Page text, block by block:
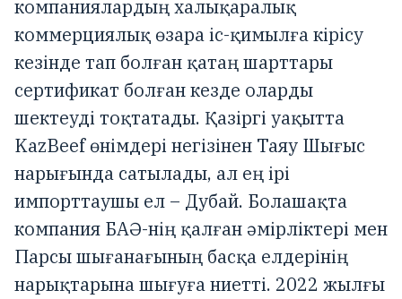
компаниялардың халықаралық
коммерциялық өзара іс-қимылға кірісу
кезінде тап болған қатаң шарттары
сертификат болған кезде оларды
шектеуді тоқтатады. Қазіргі уақытта
KazBeef өнімдері негізінен Таяу Шығыс
нарығында сатылады, ал ең ірі
импорттаушы ел – Дубай. Болашақта
компания БАӘ-нің қалған әмірліктері мен
Парсы шығанағының басқа елдерінің
нарықтарына шығуға ниетті. 2022 жылғы